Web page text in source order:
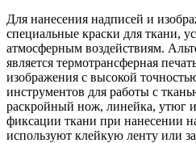
Для нанесения надписей и
специальные краски для ткани,
атмосферным воздействиям.
является термотрансферная
изображения с высокой
инструментов для работы с
раскройный нож, линейка, утюг
фиксации ткани при нанесении
используют клейкую ленту или